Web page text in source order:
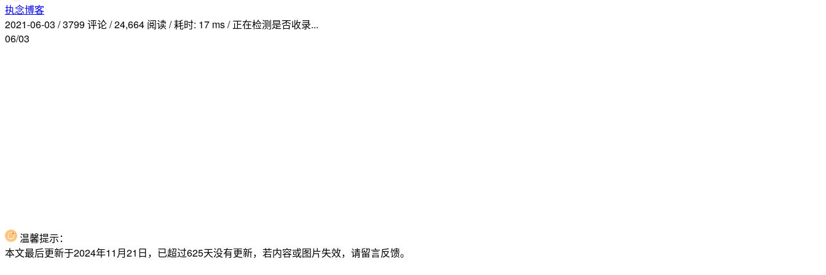
执念博客
2021-06-03 /3799 评论/24,664 阅读/耗时: 17 ms/ 正在检测是否收录...
06/03
温馨提示：
本文最后更新于2024年11月21日，已超过625天没有更新，若内容或图片失效，请留言反馈。